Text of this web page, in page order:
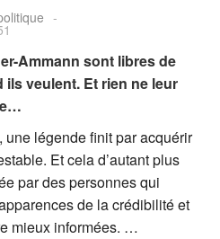
-
Ammann sont libres de
veulent. Et rien ne leur
une légende finit par acquérir
Et cela d’autant plus
par des personnes qui
de la crédibilité et
mieux informées. …